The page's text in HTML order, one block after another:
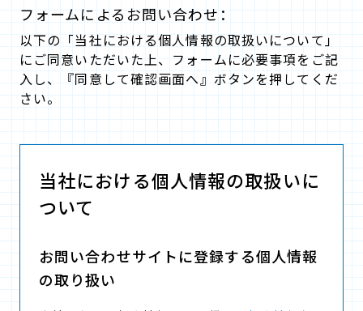
フォームによるお問い合わせ：
以下の「当社における個人情報の取扱いについて」
にご同意いただいた上、フォームに必要事項をご記
入し、『同意して確認画面へ』ボタンを押してくだ
さい。